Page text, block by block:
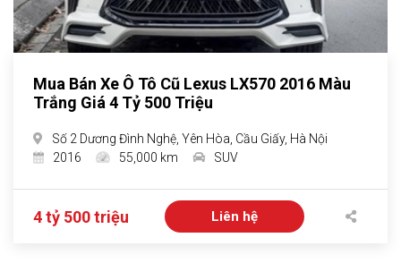
Mua Bán Xe Ô Tô Cũ Lexus LX570 2016 Màu
Trắng Giá 4 Tỷ 500 Triệu
Số 2 Dương Đình Nghệ, Yên Hòa, Cầu Giấy, Hà Nội
2016
55,000 km SUV
4 tỷ 500 triệu Liên hệ